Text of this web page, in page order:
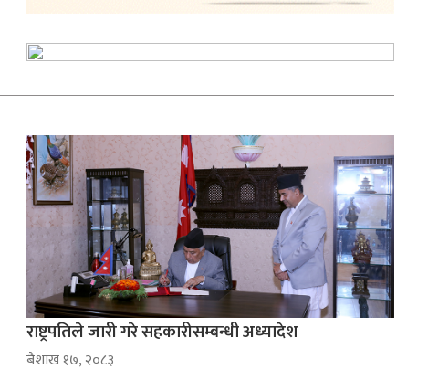
राष्ट्रपतिले जारी गरे सहकारीसम्बन्धी अध्यादेश
ब‌ैशाख १७, २०८३